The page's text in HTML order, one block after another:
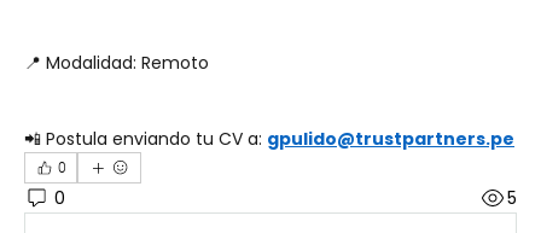
📍 Modalidad: Remoto
📲 Postula enviando tu CV a: gpulido@trustpartners.pe
0
0 5